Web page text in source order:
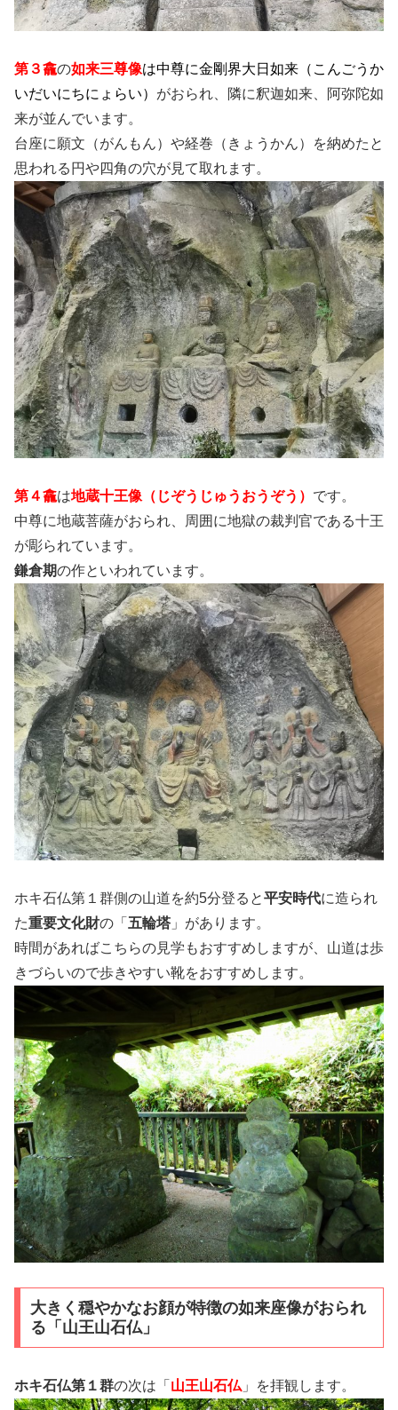
第３龕の如来三尊像は中尊に金剛界大日如来（こんごうか
いだいにちにょらい） がおられ、隣に釈迦如来、阿弥陀如
来が並んでいます。
台座に願文（がんもん）や経巻（きょうかん）を納めたと
思われる円や四角の穴が見て取れます。
第４龕は地蔵十王像（じぞうじゅうおうぞう） です。
中尊に地蔵菩薩がおられ、周囲に地獄の裁判官である十王
が彫られています。
鎌倉期の作といわれています。
ホキ石仏第１群側の山道を約5分登ると平安時代に造られ
た重要文化財の「 五輪塔」があります。
時間があればこちらの見学もおすすめしますが、山道は歩
きづらいので歩きやすい靴をおすすめします。
大きく穏やかなお顔が特徴の如来座像がおられ
る「山王山石仏」
ホキ石仏第１群の次は「 山王山石仏 」を拝観します。